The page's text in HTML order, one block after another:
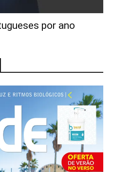
por ano